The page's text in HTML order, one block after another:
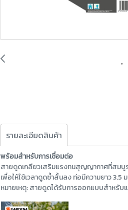
รายละเอียดสินค้า
พร้อมสำหรับการเชื่อมต่อ
สายดูดเกลียวเสริมแรงทนสุญญากาศที่สมบู
เพื่อให้ใช้เวลาดูดซ้ำสั้นลง ท่อมีความยาว 3.5
หมายเหตุ: สายดูดได้รับการออกแบบสำหรับ